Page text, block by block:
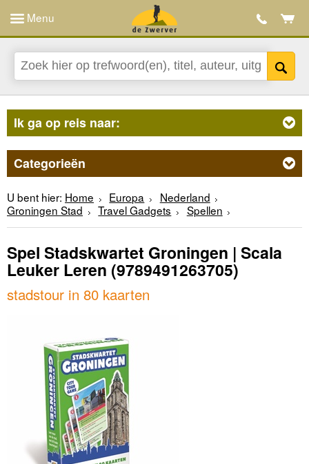
Menu
Ik ga op reis naar:
Categorieën
U bent hier: Home Europa
Nederland
Groningen Stad
Travel Gadgets Spellen
Spel Stadskwartet Groningen | Scala
Leuker Leren (9789491263705)
stadstour in 80 kaarten